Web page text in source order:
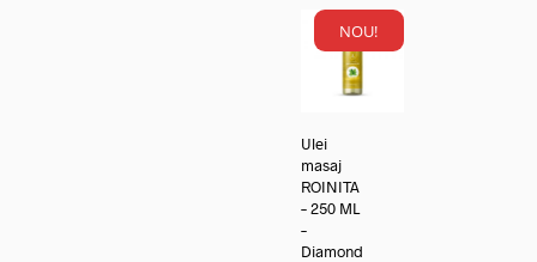
NOU!
Ulei
masaj
ROINITA
– 250 ML
–
Diamond